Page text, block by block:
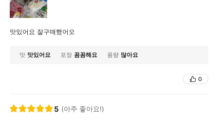
맛있어요 잘구매했어오
맛 맛있어요 포장 꼼꼼해요 용량 많아요
0
5 (아주 좋아요!)